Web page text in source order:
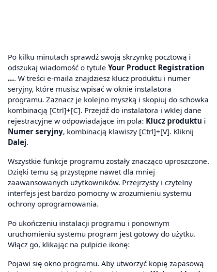
Po kilku minutach sprawdź swoją skrzynkę pocztową i
odszukaj wiadomość o tytule Your Product Registration
…. W treści e-maila znajdziesz klucz produktu i numer
seryjny, które musisz wpisać w oknie instalatora
programu. Zaznacz je kolejno myszką i skopiuj do schowka
kombinacją [Ctrl]+[C]. Przejdź do instalatora i wklej dane
rejestracyjne w odpowiadające im pola: Klucz produktu i
Numer seryjny, kombinacją klawiszy [Ctrl]+[V]. Kliknij
Dalej.
Wszystkie funkcje programu zostały znacząco uproszczone.
Dzięki temu są przystępne nawet dla mniej
zaawansowanych użytkowników. Przejrzysty i czytelny
interfejs jest bardzo pomocny w zrozumieniu systemu
ochrony oprogramowania.
Po ukończeniu instalacji programu i ponownym
uruchomieniu systemu program jest gotowy do użytku.
Włącz go, klikając na pulpicie ikonę:
Pojawi się okno programu. Aby utworzyć kopię zapasową